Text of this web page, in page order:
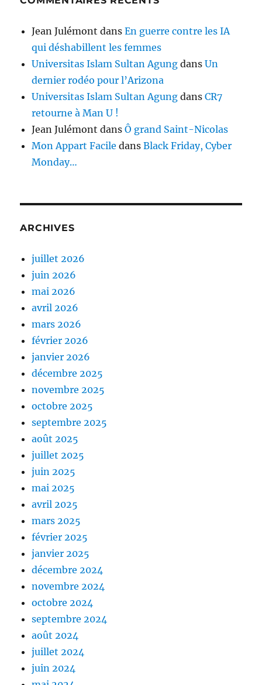
Jean Julémont dansEn guerre contre les IA
qui déshabillent les femmes
Universitas Islam Sultan Agung dansUn
dernier rodéo pour l’Arizona
Universitas Islam Sultan Agung dansCR7
retourne à Man U !
Jean Julémont dansÔ grand Saint-Nicolas
Mon Appart Facile dansBlack Friday, Cyber
Monday…
ARCHIVES
juillet 2026
juin 2026
mai 2026
avril 2026
mars 2026
février 2026
janvier 2026
décembre 2025
novembre 2025
octobre 2025
septembre 2025
août 2025
juillet 2025
juin 2025
mai 2025
avril 2025
mars 2025
février 2025
janvier 2025
décembre 2024
novembre 2024
octobre 2024
septembre 2024
août 2024
juillet 2024
juin 2024